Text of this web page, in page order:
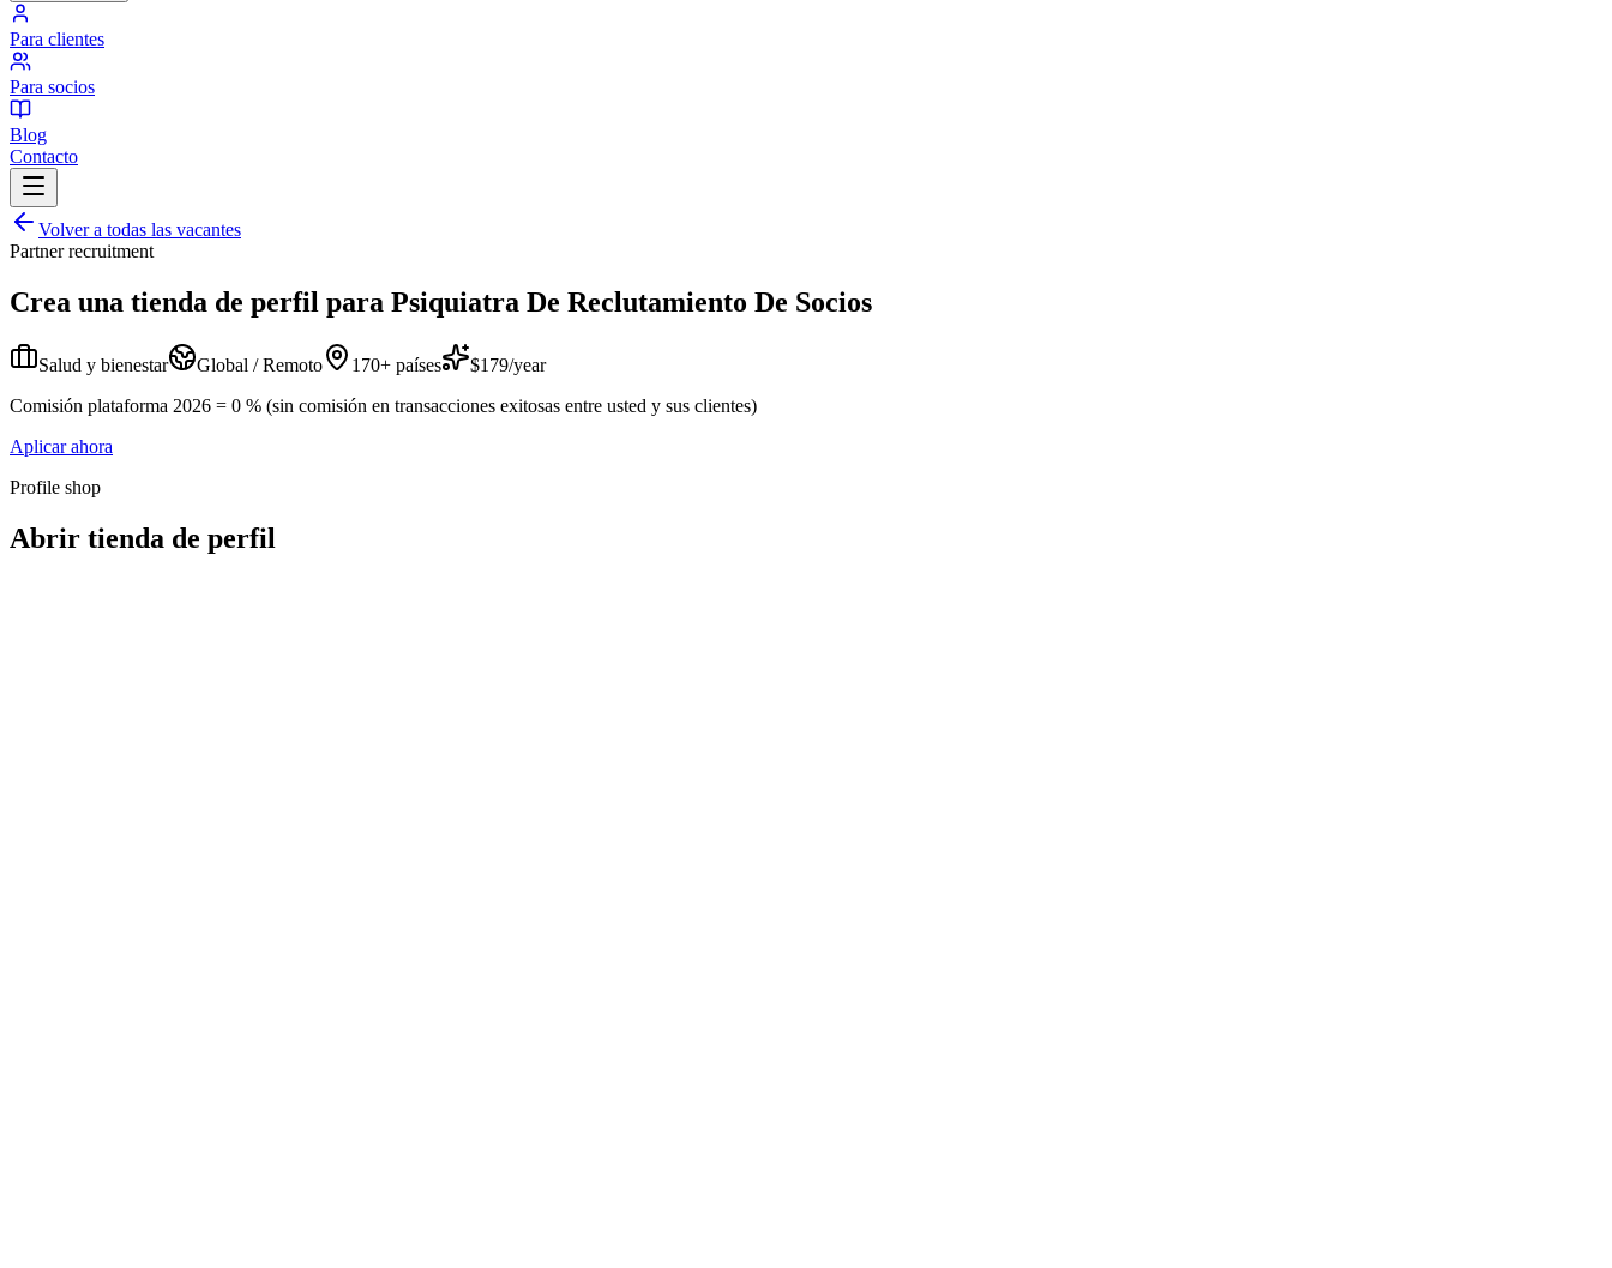
Para clientes
Para socios
Blog
Contacto
Volver a todas las vacantes
Partner recruitment
Crea una tienda de perfil para Psiquiatra De Reclutamiento De Socios
Salud y bienestar Global / Remoto 170+ países
$179/year
Comisión plataforma 2026 = 0 % (sin comisión en transacciones exitosas entre usted y sus clientes)
Aplicar ahora
Profile shop
Abrir tienda de perfil